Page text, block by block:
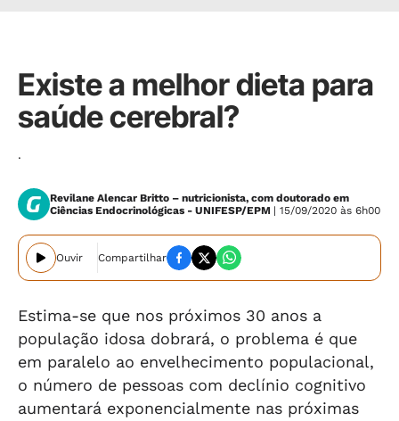
Existe a melhor dieta para
saúde cerebral?
.
Revilane Alencar Britto – nutricionista, com doutorado em
Ciências Endocrinológicas - UNIFESP/EPM | 15/09/2020 às 6h00
Ouvir Compartilhar
Estima-se que nos próximos 30 anos a
população idosa dobrará, o problema é que
em paralelo ao envelhecimento populacional,
o número de pessoas com declínio cognitivo
aumentará exponencialmente nas próximas